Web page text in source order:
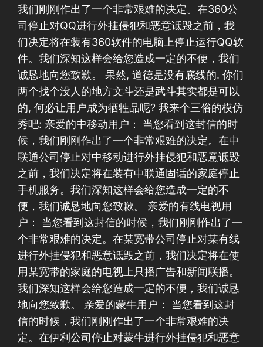
我们刚刚作出了一个非常艰难的决定。在360公
司停止对QQ进行外挂侵犯和恶意诋毁之前，我
们决定将在装有360软件的电脑上停止运行QQ软
件。我们深知这样会给您造成一定的不便，我们
诚恳地向您致歉。 果然, 道德是没有底线的. 你们
两个找个没人的地方文斗还是武斗其实都是可以
的, 何必让用户成为牺牲品呢? 我来个三俗的模仿
秀吧: 亲爱的中移动用户： 当您看到这封信的时
候，我们刚刚作出了一个非常艰难的决定。在中
联通公司停止对中移动进行外挂侵犯和恶意诋毁
之前，我们决定将在装有中联通固话的家庭停止
手机服务。我们深知这样会给您造成一定的不
便，我们诚恳地向您致歉。 亲爱的有线电视用
户： 当您看到这封信的时候，我们刚刚作出了一
个非常艰难的决定。在某宽带公司停止对某有线
进行外挂侵犯和恶意诋毁之前，我们决定将在使
用某宽带的家庭的电视上只播广告和新闻联播。
我们深知这样会给您造成一定的不便，我们诚恳
地向您致歉。 亲爱的蒙牛用户： 当您看到这封
信的时候，我们刚刚作出了一个非常艰难的决
定。在伊利公司停止对蒙牛进行外挂侵犯和恶意